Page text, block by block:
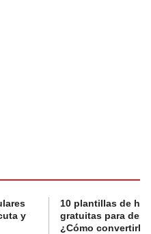
y
10 plantillas de
gratuitas para
¿Cómo convertirla